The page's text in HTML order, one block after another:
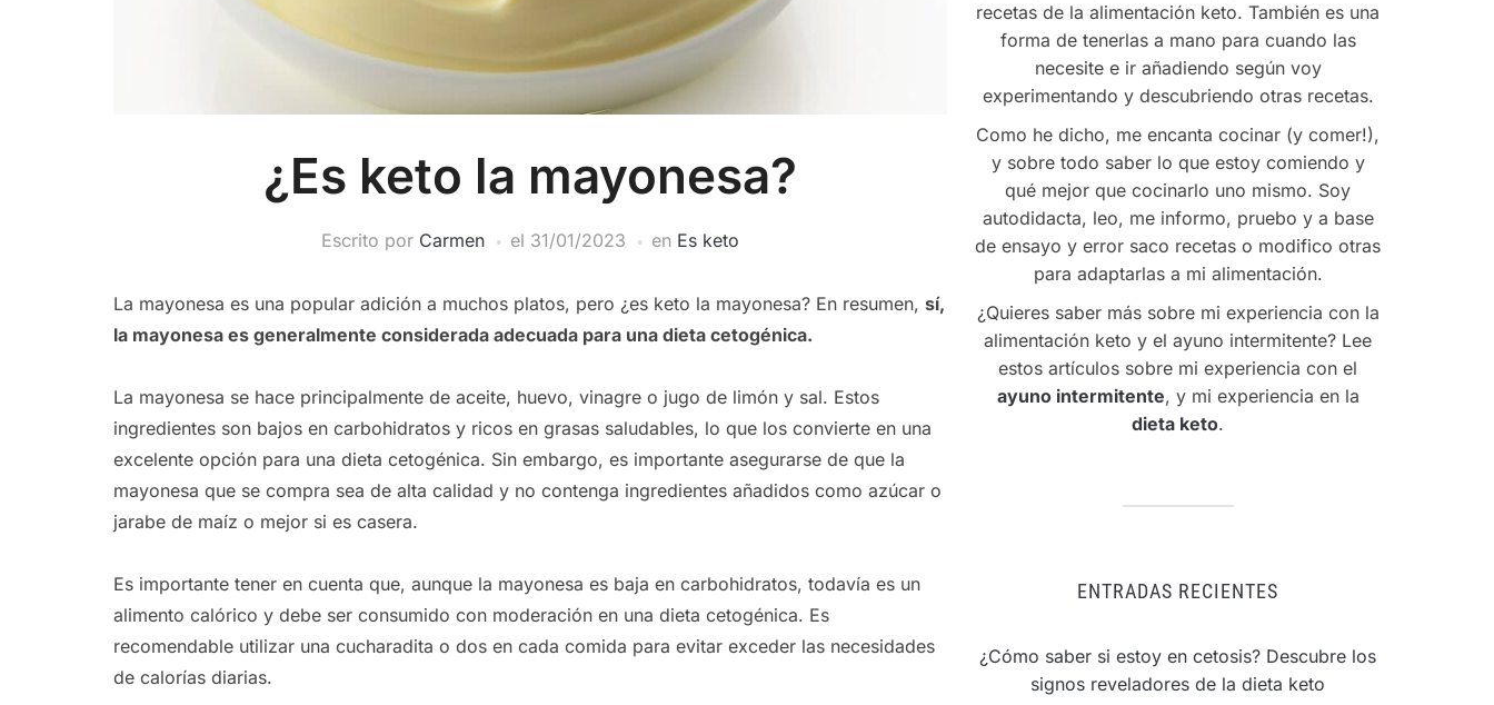
¿Es keto la mayonesa?
Escrito por Carmen el 31/01/2023 en Es keto
La mayonesa es una popular adición a muchos platos, pero ¿es keto la mayonesa? En resumen, sí,
la mayonesa es generalmente considerada adecuada para una dieta cetogénica.
La mayonesa se hace principalmente de aceite, huevo, vinagre o jugo de limón y sal. Estos
ingredientes son bajos en carbohidratos y ricos en grasas saludables, lo que los convierte en una
excelente opción para una dieta cetogénica. Sin embargo, es importante asegurarse de que la
mayonesa que se compra sea de alta calidad y no contenga ingredientes añadidos como azúcar o
jarabe de maíz o mejor si es casera.
Es importante tener en cuenta que, aunque la mayonesa es baja en carbohidratos, todavía es un
alimento calórico y debe ser consumido con moderación en una dieta cetogénica. Es
recomendable utilizar una cucharadita o dos en cada comida para evitar exceder las necesidades
de calorías diarias.
recetas de la alimentación keto. También es una
forma de tenerlas a mano para cuando las
necesite e ir añadiendo según voy
experimentando y descubriendo otras recetas.
Como he dicho, me encanta cocinar (y comer!),
y sobre todo saber lo que estoy comiendo y
qué mejor que cocinarlo uno mismo. Soy
autodidacta, leo, me informo, pruebo y a base
de ensayo y error saco recetas o modifico otras
para adaptarlas a mi alimentación.
¿Quieres saber más sobre mi experiencia con la
alimentación keto y el ayuno intermitente? Lee
estos artículos sobre mi experiencia con el
ayuno intermitente, y mi experiencia en la
dieta keto.
ENTRADAS RECIENTES
¿Cómo saber si estoy en cetosis? Descubre los
signos reveladores de la dieta keto